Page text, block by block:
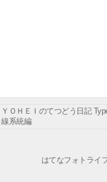
ＹＯＨＥＩのてつどう日記
線系統編
はてなフォトライ